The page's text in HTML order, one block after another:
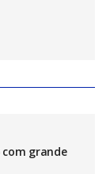
com grande